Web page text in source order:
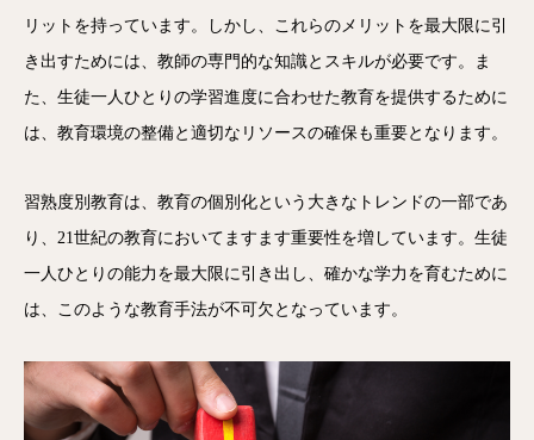
リットを持っています。しかし、これらのメリットを最大限に引
き出すためには、教師の専門的な知識とスキルが必要です。ま
た、生徒一人ひとりの学習進度に合わせた教育を提供するために
は、教育環境の整備と適切なリソースの確保も重要となります。
習熟度別教育は、教育の個別化という大きなトレンドの一部であ
り、21世紀の教育においてますます重要性を増しています。生徒
一人ひとりの能力を最大限に引き出し、確かな学力を育むために
は、このような教育手法が不可欠となっています。